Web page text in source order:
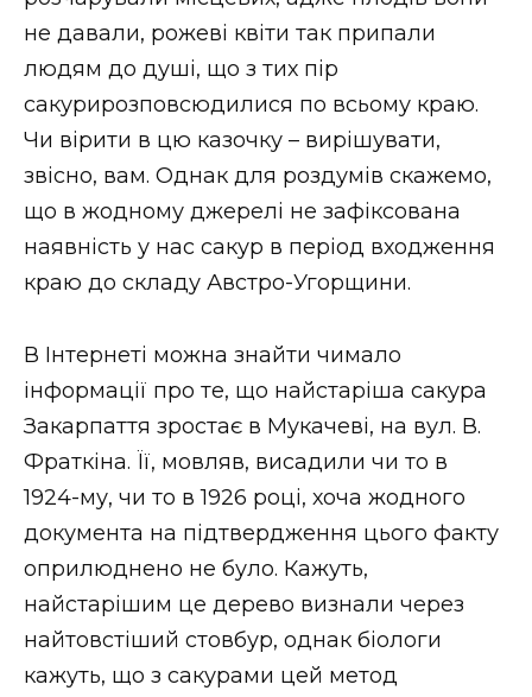
не давали, рожеві квіти так припали
людям до душі, що з тих пір
сакурирозповсюдилися по всьому краю.
Чи вірити в цю казочку – вирішувати,
звісно, вам. Однак для роздумів скажемо,
що в жодному джерелі не зафіксована
наявність у нас сакур в період входження
краю до складу Австро-Угорщини.
В Інтернеті можна знайти чимало
інформації про те, що найстаріша сакура
Закарпаття зростає в Мукачеві, на вул. В.
Фраткіна. Її, мовляв, висадили чи то в
1924-му, чи то в 1926 році, хоча жодного
документа на підтвердження цього факту
оприлюднено не було. Кажуть,
найстарішим це дерево визнали через
найтовстіший стовбур, однак біологи
кажуть, що з сакурами цей метод